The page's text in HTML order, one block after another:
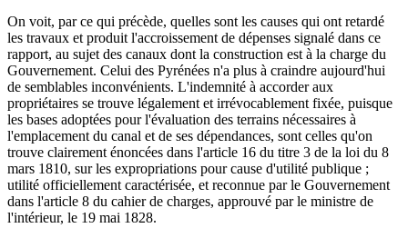
On voit, par ce qui précède, quelles sont les causes qui ont retardé
les travaux et produit l'accroissement de dépenses signalé dans ce
rapport, au sujet des canaux dont la construction est à la charge du
Gouvernement. Celui des Pyrénées n'a plus à craindre aujourd'hui
de semblables inconvénients. L'indemnité à accorder aux
propriétaires se trouve légalement et irrévocablement fixée, puisque
les bases adoptées pour l'évaluation des terrains nécessaires à
l'emplacement du canal et de ses dépendances, sont celles qu'on
trouve clairement énoncées dans l'article 16 du titre 3 de la loi du 8
mars 1810, sur les expropriations pour cause d'utilité publique ;
utilité officiellement caractérisée, et reconnue par le Gouvernement
dans l'article 8 du cahier de charges, approuvé par le ministre de
l'intérieur, le 19 mai 1828.